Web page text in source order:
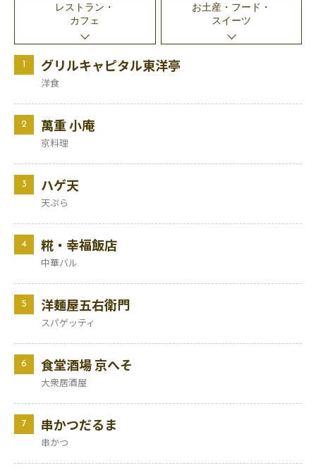
レストラン・
カフェ
お土産・フード・
スイーツ
1 グリルキャピタル東洋亭
洋食
2 萬重 小庵
京料理
3 ハゲ天
天ぷら
4 糀・幸福飯店
中華バル
5 洋麺屋五右衛門
スパゲッティ
6 食堂酒場 京へそ
大衆居酒屋
7 串かつだるま
串かつ